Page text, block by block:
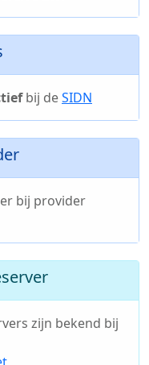
bij deSIDN
bij provider
zijn bekend bij